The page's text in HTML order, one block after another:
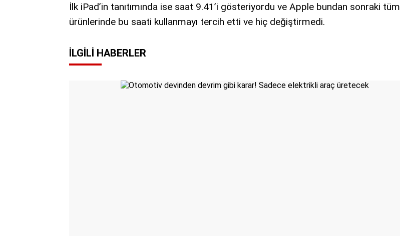
İlk iPad’in tanıtımında ise saat 9.41’i gösteriyordu ve Apple bundan sonraki tüm
ürünlerinde bu saati kullanmayı tercih etti ve hiç değiştirmedi.
İLGILI HABERLER